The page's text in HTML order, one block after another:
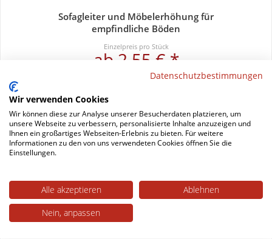
Sofagleiter und Möbelerhöhung für
empfindliche Böden
Einzelpreis pro Stück
ab 2,55 € *
Datenschutzbestimmungen
Wir verwenden Cookies
Wir können diese zur Analyse unserer Besucherdaten platzieren, um
unsere Webseite zu verbessern, personalisierte Inhalte anzuzeigen und
Ihnen ein großartiges Webseiten-Erlebnis zu bieten. Für weitere
Informationen zu den von uns verwendeten Cookies öffnen Sie die
Einstellungen.
Alle akzeptieren
Ablehnen
Nein, anpassen